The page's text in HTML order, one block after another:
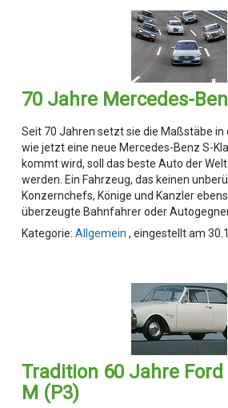
70 Jahre Mercedes-
Seit 70 Jahren setzt sie die Maßstäbe in
wie jetzt eine neue Mercedes-Benz S-
kommt wird, soll das beste Auto der
werden. Ein Fahrzeug, das keinen
Konzernchefs, Könige und Kanzler
überzeugte Bahnfahrer oder
Kategorie: Allgemein , eingestellt am
Tradition 60 Jahre Ford
M (P3)